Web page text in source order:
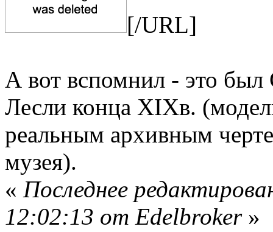
[/URL]
А вот вспомнил - это был
Лесли конца XIXв.
реальным архивным
музея).
« Последнее
12:02:13 от Edelbroker»